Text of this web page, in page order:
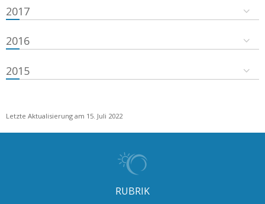
2017
2016
2015
Letzte Aktualisierung am 15. Juli 2022
RUBRIK